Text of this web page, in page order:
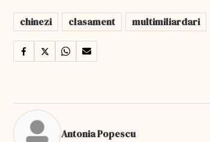
chinezi clasament multimiliardari
Antonia Popescu